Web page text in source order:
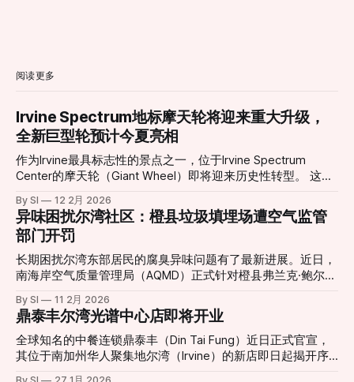
阅读更多
Irvine Spectrum地标摩天轮将迎来重大升级，
全新巨型轮预计今夏亮相
作为Irvine最具标志性的景点之一，位于Irvine Spectrum
Center的摩天轮（Giant Wheel）即将迎来历史性转型。 这座
景观视角和绚丽灯光吸引无数游客与居民，是当地社交活动与
城市夜景的重要组成部分。然而，在经历了多年运营之后，原
有设施已于2026年1月11日停止运营，并进入大规模更新改造
阶段。 根据项目官方消息，新一代巨型摩天轮正在紧张施工
中，并预定于今年夏季正式对外开放。届时，新摩天轮将在现
有基础上增加约23英尺（约7米）高度，整体设计更为现代
化，同时在灯光效果、乘坐舒适度和整体视野方面做出显著提
升。整合了更先进的可编程LED照明系统，新摩天轮能够演绎
更加丰富多变的灯光秀效果，为夜间游览提供更震撼体验。
项目负责人表示，这一重新设计的娱乐地标不仅是一次设施升
级，更是对整个中心景观与游客体验的重新构想。“新的摩天
By SI 12 2月 2026
异味困扰尔湾社区：橙县垃圾填埋场遭空气监管
部门开罚
长期困扰尔湾东部居民的腐臭异味问题有了最新进展。近日，
南海岸空气质量管理局（AQMD）正式针对橙县弗兰克·鲍尔曼
罚。这一举动回应了当地社区日益高涨的投诉声浪，也让城市
扩张与工业设施留存之间的矛盾再次成为焦点。 “无法打开的
窗户”：居民忍受度达极限 对于家住Portola Springs社区的居
民Monica Fonta来说，新鲜空气已经成为一种奢侈。她在受访
By SI 11 2月 2026
鼎泰丰尔湾光谱中心店即将开业
全球知名的中餐连锁鼎泰丰（Din Tai Fung）近日正式官宣，
其位于南加州华人聚集地尔湾（Irvine）的新店即日起揭开序